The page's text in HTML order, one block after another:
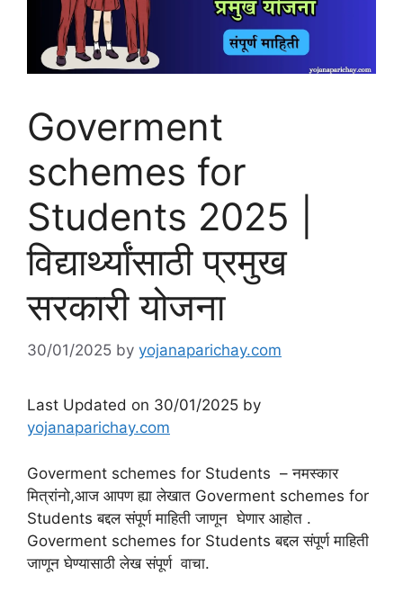
Goverment
schemes for
Students 2025 |
विद्यार्थ्यांसाठी प्रमुख
सरकारी योजना
30/01/2025 by yojanaparichay.com
Last Updated on 30/01/2025 by
yojanaparichay.com
Goverment schemes for Students – नमस्कार
मित्रांनो,आज आपण ह्या लेखात Goverment schemes for
Students बद्दल संपूर्ण माहिती जाणून घेणार आहोत .
Goverment schemes for Students बद्दल संपूर्ण माहिती
जाणून घेण्यासाठी लेख संपूर्ण वाचा.